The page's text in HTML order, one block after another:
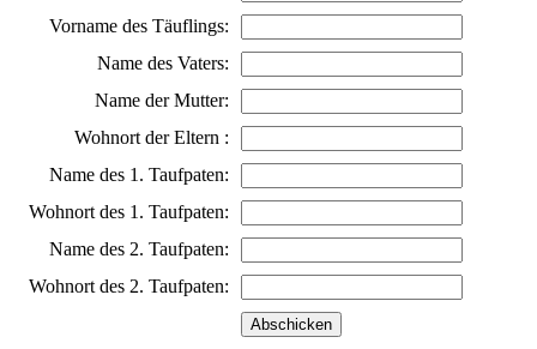
Vorname des Täuflings:
Name des Vaters:
Name der Mutter:
Wohnort der Eltern :
Name des 1. Taufpaten:
Wohnort des 1. Taufpaten:
Name des 2. Taufpaten:
Wohnort des 2. Taufpaten: